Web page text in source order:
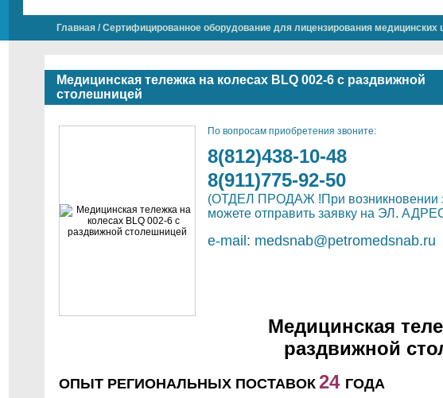
Главная / Сертифицированное оборудование для лицензирования медицинских
Медицинская тележка на колесах BLQ 002-6 с раздвижной
столешницей
По вопросам приобретения звоните:
8(812)438-10-48
8(911)775-92-50
(ОТДЕЛ ПРОДАЖ !При
можете отправить заявку на ЭЛ.
e-mail: medsnab@petromedsnab.ru
Медицинская
раздвижной
ОПЫТ РЕГИОНАЛЬНЫХ ПОСТАВОК 24 ГОДА